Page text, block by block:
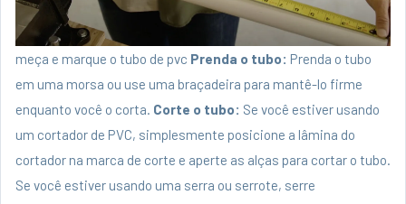
meça e marque o tubo de pvc Prenda o tubo: Prenda o tubo
em uma morsa ou use uma braçadeira para mantê-lo firme
enquanto você o corta. Corte o tubo: Se você estiver usando
um cortador de PVC, simplesmente posicione a lâmina do
cortador na marca de corte e aperte as alças para cortar o tubo.
Se você estiver usando uma serra ou serrote, serre